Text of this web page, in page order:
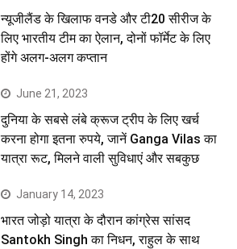
न्यूजीलैंड के खिलाफ वनडे और टी20 सीरीज के
लिए भारतीय टीम का ऐलान, दोनों फॉर्मेट के लिए
होंगे अलग-अलग कप्तान
June 21, 2023
दुनिया के सबसे लंबे क्रूज ट्रीप के लिए खर्च
करना होगा इतना रुपये, जानें Ganga Vilas का
यात्रा रूट, मिलने वाली सुविधाएं और सबकुछ
January 14, 2023
भारत जोड़ो यात्रा के दौरान कांग्रेस सांसद
Santokh Singh का निधन, राहुल के साथ